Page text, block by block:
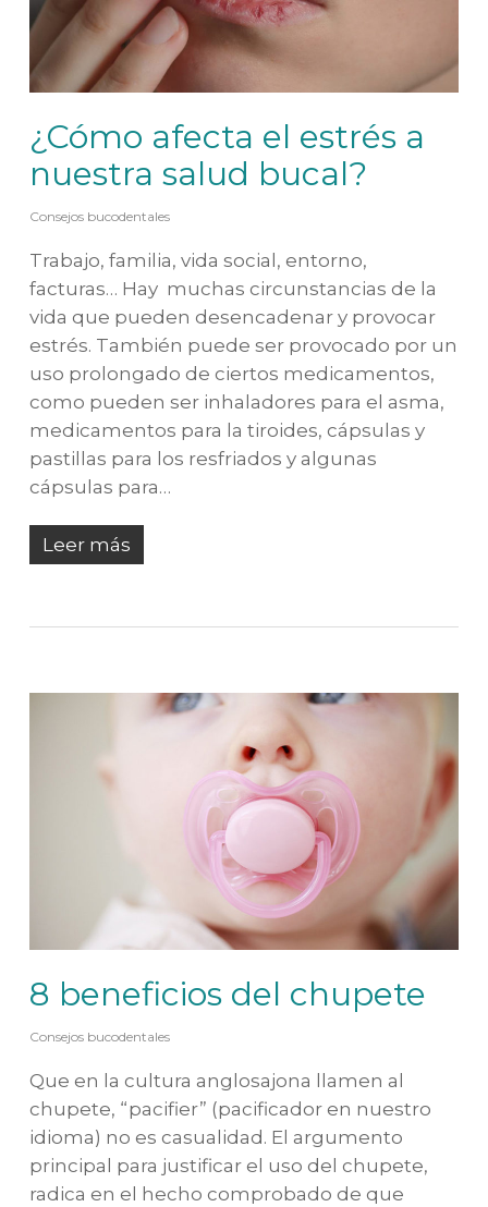
¿Cómo afecta el estrés a
nuestra salud bucal?
Consejos bucodentales
Trabajo, familia, vida social, entorno,
facturas… Hay muchas circunstancias de la
vida que pueden desencadenar y provocar
estrés. También puede ser provocado por un
uso prolongado de ciertos medicamentos,
como pueden ser inhaladores para el asma,
medicamentos para la tiroides, cápsulas y
pastillas para los resfriados y algunas
cápsulas para…
Leer más
8 beneficios del chupete
Consejos bucodentales
Que en la cultura anglosajona llamen al
chupete, “pacifier” (pacificador en nuestro
idioma) no es casualidad. El argumento
principal para justificar el uso del chupete,
radica en el hecho comprobado de que